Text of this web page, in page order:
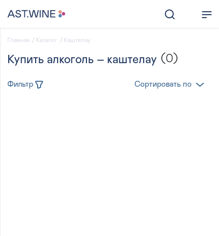
Главная Каталог Каштелау
Купить алкоголь – каштелау (0)
Фильтр Сортировать по